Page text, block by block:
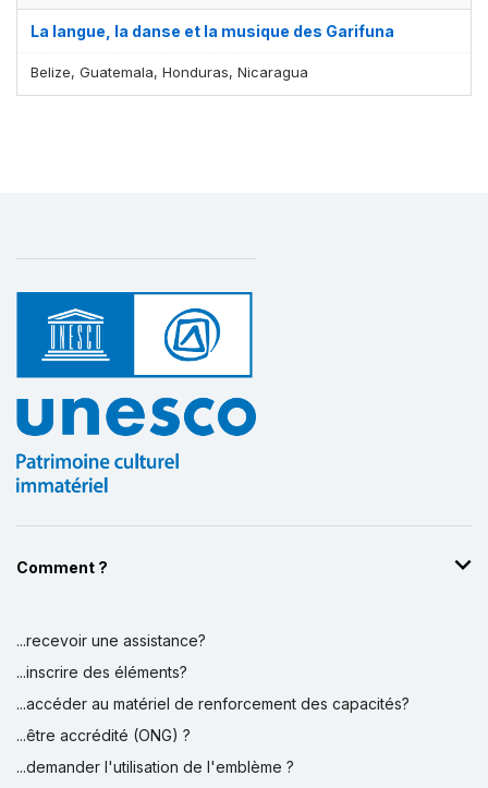
Affichage par
La langue, la danse et la musique des Garifuna
Belize, Guatemala, Honduras, Nicaragua
Comment ?
...recevoir une assistance?
...inscrire des éléments?
...accéder au matériel de renforcement des capacités?
...être accrédité (ONG) ?
...demander l'utilisation de l'emblème ?